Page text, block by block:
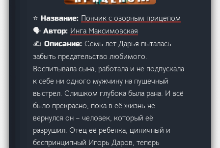
⭐ Название: Пончик с озорным прицепом
🗣️ Автор: Инга Максимовская
✍️ Описание:Семь лет Дарья пыталась
забыть предательство любимого.
Воспитывала сына, работала и не подпускала
к себе ни одного мужчину на пушечный
выстрел. Слишком глубока была рана. И всё
было прекрасно, пока в её жизнь не
вернулся он – человек, который её
разрушил. Отец её ребенка, циничный и
беспринципный Игорь Даров, теперь